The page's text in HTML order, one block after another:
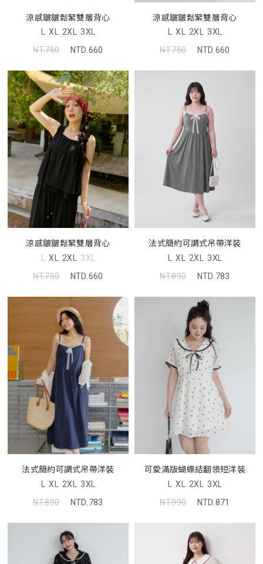
涼感皺皺鬆緊雙層背心
L XL 2XL 3XL
NT.750
NTD.660
涼感皺皺鬆緊雙層背心
L XL 2XL 3XL
NT.750
NTD.660
涼感皺皺鬆緊雙層背心
L XL 2XL 3XL
NT.750
NTD.660
法式簡約可調式吊帶洋裝
L XL 2XL 3XL
NT.890
NTD.783
法式簡約可調式吊帶洋裝
L XL 2XL 3XL
NT.890
NTD.783
可愛滿版蝴蝶結翻領短洋裝
L XL 2XL 3XL
NT.990
NTD.871